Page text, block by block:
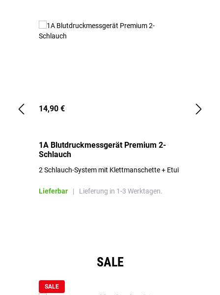
14,90 €
1A Blutdruckmessgerät Premium 2-
Schlauch
2 Schlauch-System mit Klettmanschette + Etui
Lieferbar | Lieferung in 1-3 Werktagen.
SALE
SALE